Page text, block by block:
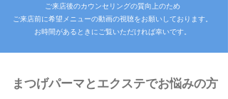
ご来店後のカウンセリングの質向上のため
ご来店前に希望メニューの動画の視聴をお願いしております。
​お時間があるときにご覧いただければ幸いです。
まつげパーマとエクステでお悩みの方